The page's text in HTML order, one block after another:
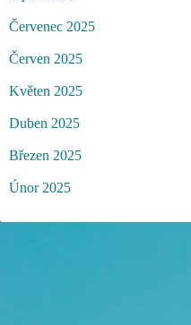
Červenec 2025
Červen 2025
Květen 2025
Duben 2025
Březen 2025
Únor 2025